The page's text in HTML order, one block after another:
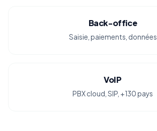
Back-office
Saisie, paiements, données
VoIP
PBX cloud, SIP, +130 pays